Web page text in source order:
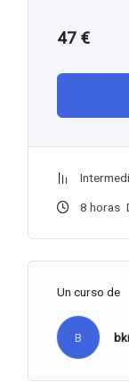
47€
8 horas
Un curso de
B